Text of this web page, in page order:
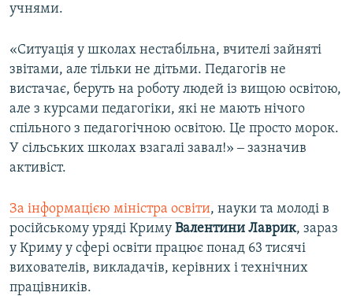
учнями.
«Ситуація у школах нестабільна, вчителі зайняті
звітами, але тільки не дітьми. Педагогів не
вистачає, беруть на роботу людей із вищою освітою,
але з курсами педагогіки, які не мають нічого
спільного з педагогічною освітою. Це просто морок.
У сільських школах взагалі завал!» ‒ зазначив
активіст.
За інформацією міністра освіти, науки та молоді в
російському уряді Криму Валентини Лаврик, зараз
у Криму у сфері освіти працює понад 63 тисячі
вихователів, викладачів, керівних і технічних
працівників.